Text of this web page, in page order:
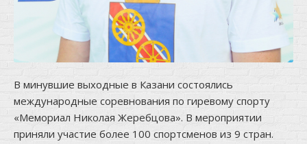
В минувшие выходные в Казани состоялись
международные соревнования по гиревому спорту
«Мемориал Николая Жеребцова». В мероприятии
приняли участие более 100 спортсменов из 9 стран.